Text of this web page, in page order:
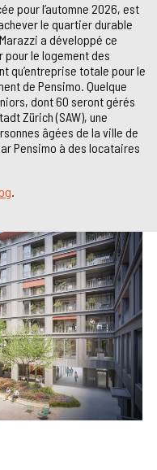
pour l’automne 2026, est
le quartier durable
a développé ce
le logement des
qu’entreprise totale pour le
de Pensimo. Quelque
dont 60 seront gérés
Zürich (SAW), une
âgées de la ville de
Pensimo à des locataires
.